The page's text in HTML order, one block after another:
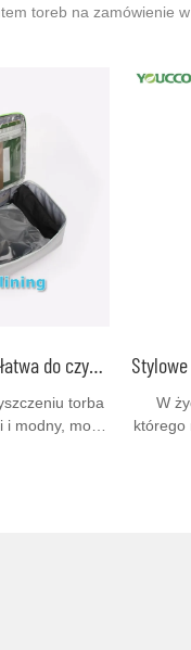
toreb na zamówienie
Najlepsza podróżna torba na buty Wodoodporna, łatwa do czyszczenia, do podróżnej torby na tenisówki Organizer na buty 220611
torba
modny, może
W
którego